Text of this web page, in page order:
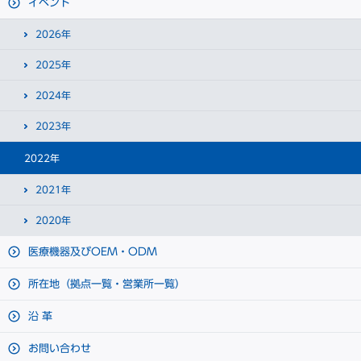
イベント
2026年
2025年
2024年
2023年
2022年
2021年
2020年
医療機器及びOEM・ODM
所在地（拠点一覧・営業所一覧）
沿 革
お問い合わせ